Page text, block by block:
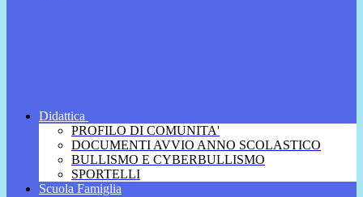
Didattica
PROFILO DI COMUNITA'
DOCUMENTI AVVIO ANNO SCOLASTICO
BULLISMO E CYBERBULLISMO
SPORTELLI
Scuola Famiglia